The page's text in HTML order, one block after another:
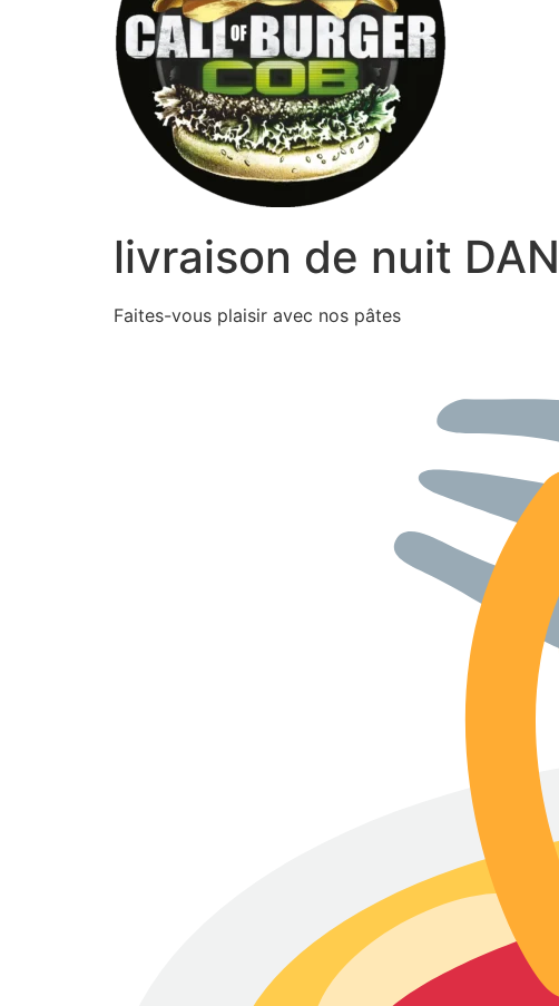
livraison de nuit
Faites-vous plaisir avec nos pâtes